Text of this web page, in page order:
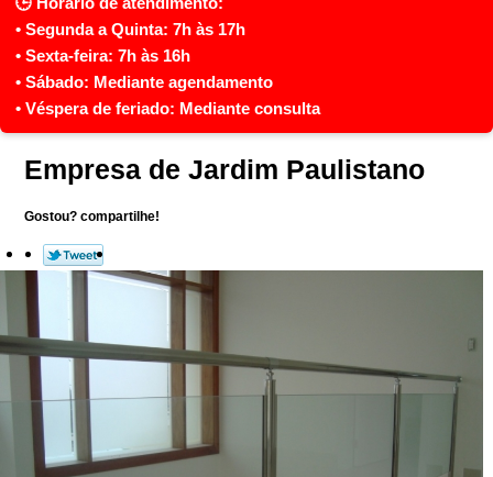
Empresa de Jardim Paulistano
Gostou? compartilhe!